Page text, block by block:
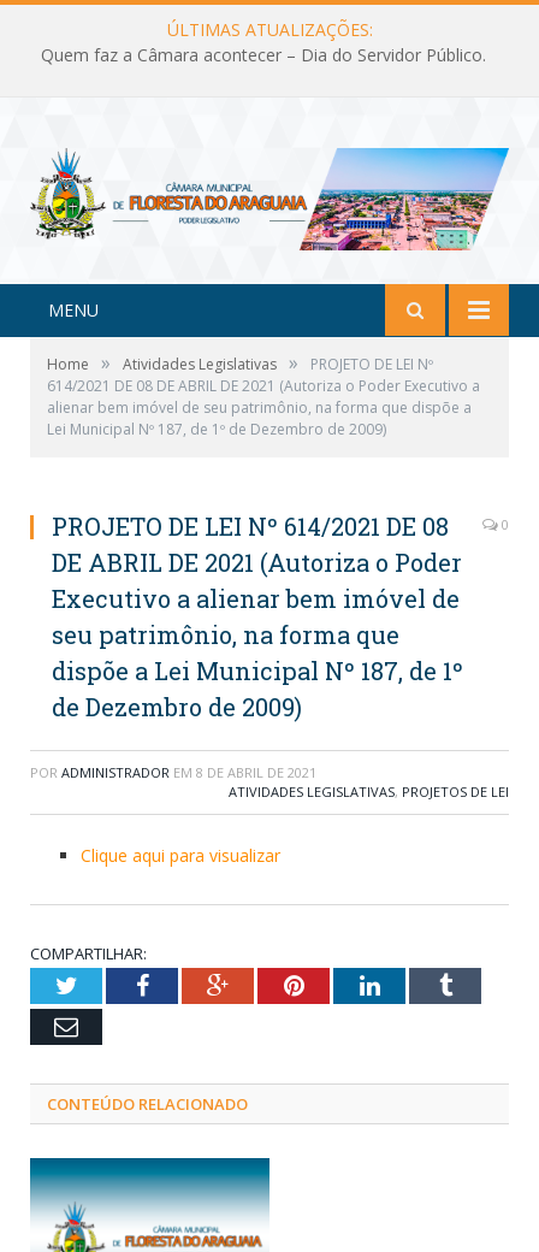
ÚLTIMAS ATUALIZAÇÕES:
Quem faz a Câmara acontecer – Dia do Servidor Público.
MENU
Home » Atividades Legislativas »
PROJETO DE LEI Nº
614/2021 DE 08 DE ABRIL DE 2021 (Autoriza o Poder Executivo a
alienar bem imóvel de seu patrimônio, na forma que dispõe a
Lei Municipal Nº 187, de 1º de Dezembro de 2009)
PROJETO DE LEI Nº 614/2021 DE 08
DE ABRIL DE 2021 (Autoriza o Poder
Executivo a alienar bem imóvel de
seu patrimônio, na forma que
dispõe a Lei Municipal Nº 187, de 1º
de Dezembro de 2009)
0
POR ADMINISTRADOR EM 8 DE ABRIL DE 2021
ATIVIDADES LEGISLATIVAS, PROJETOS DE LEI
Clique aqui para visualizar
COMPARTILHAR:
TwitterFacebookGoogle+PinterestLinkedInTumblr
Email
CONTEÚDO RELACIONADO